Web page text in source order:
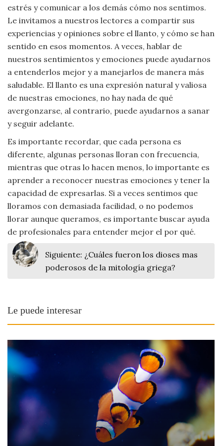
estrés y comunicar a los demás cómo nos sentimos.
Le invitamos a nuestros lectores a compartir sus
experiencias y opiniones sobre el llanto, y cómo se han
sentido en esos momentos. A veces, hablar de
nuestros sentimientos y emociones puede ayudarnos
a entenderlos mejor y a manejarlos de manera más
saludable. El llanto es una expresión natural y valiosa
de nuestras emociones, no hay nada de qué
avergonzarse, al contrario, puede ayudarnos a sanar
y seguir adelante.
Es importante recordar, que cada persona es
diferente, algunas personas lloran con frecuencia,
mientras que otras lo hacen menos, lo importante es
aprender a reconocer nuestras emociones y tener la
capacidad de expresarlas. Si a veces sentimos que
lloramos con demasiada facilidad, o no podemos
llorar aunque queramos, es importante buscar ayuda
de profesionales para entender mejor el por qué.
Siguiente: ¿Cuáles fueron los dioses mas
poderosos de la mitología griega?
Le puede interesar